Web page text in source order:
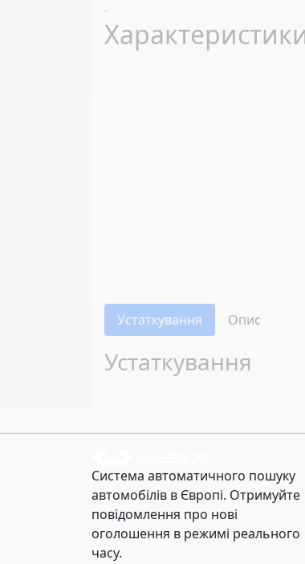
-
Устаткування Опис
Устаткування
Система автоматичного пошуку
автомобілів в Європі. Отримуйте
повідомлення про нові
оголошення в режимі реального
часу.